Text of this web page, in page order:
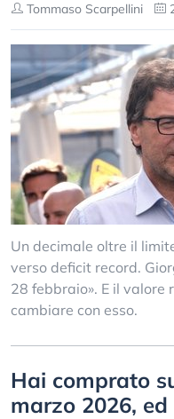
Tommaso Scarpellini
Un decimale oltre il
verso deficit record.
28 febbraio». E il valore
cambiare con esso.
Hai comprato
marzo 2026,